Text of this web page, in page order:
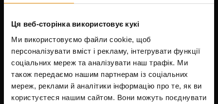
Ця веб-сторінка використовує кукі
Ми використовуємо файли cookie, щоб
персоналізувати вміст і рекламу, інтегрувати функції
соціальних мереж та аналізувати наш трафік. Ми
також передаємо нашим партнерам із соціальних
мереж, реклами й аналітики інформацію про те, як ви
користуєтеся нашим сайтом. Вони можуть поєднувати
Scalable Hosting Solutions OÜ
Код реєстрації: 14652605
ІПН: EE102133820
Адреса: Harju maakond, Tallinn, Kesklinna linnaosa,